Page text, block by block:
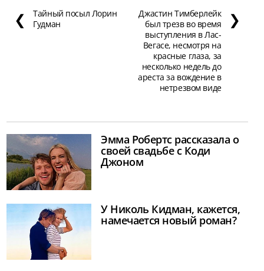
❮
Тайный посыл Лорин
Гудман
Джастин Тимберлейк
был трезв во время
выступления в Лас-
Вегасе, несмотря на
красные глаза, за
несколько недель до
ареста за вождение в
нетрезвом виде
❯
Эмма Робертс рассказала о
своей свадьбе с Коди
Джоном
У Николь Кидман, кажется,
намечается новый роман?